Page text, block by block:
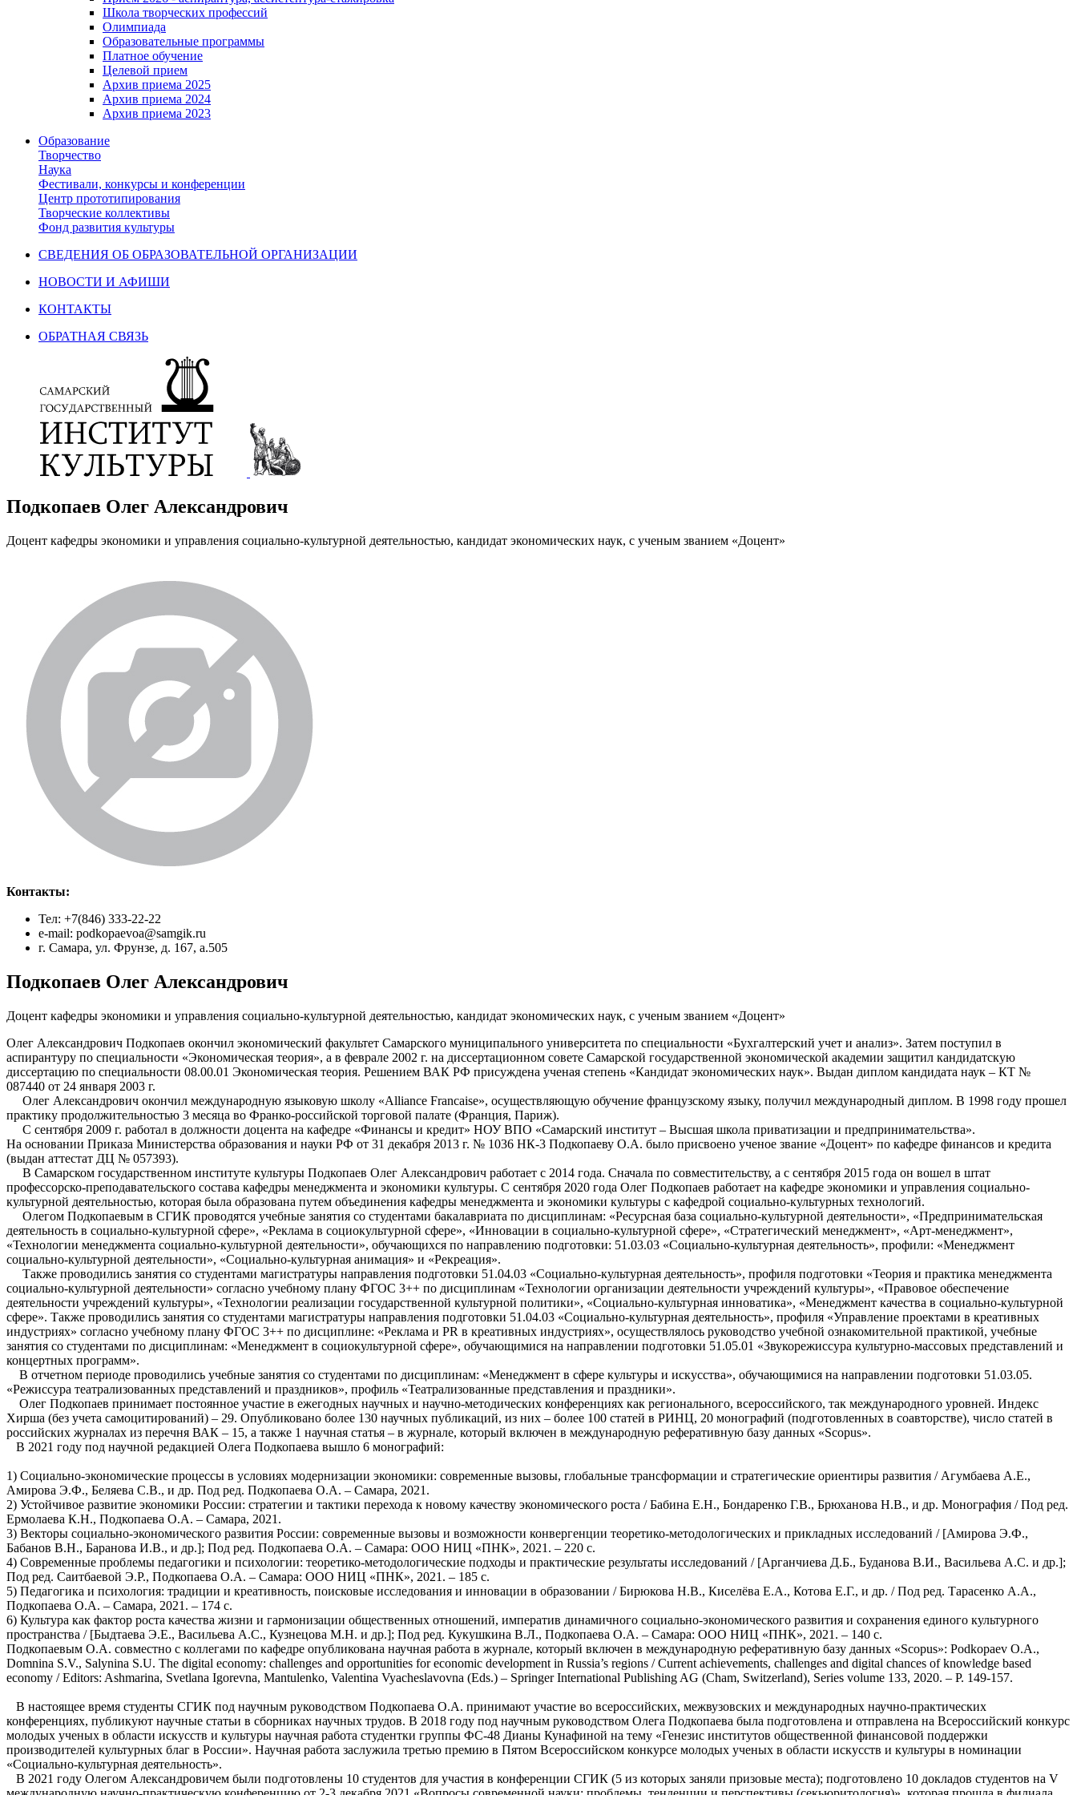
Школа творческих профессий
Олимпиада
Образовательные программы
Платное обучение
Целевой прием
Архив приема 2025
Архив приема 2024
Архив приема 2023
Образование
Творчество
Наука
Фестивали, конкурсы и конференции
Центр прототипирования
Творческие коллективы
Фонд развития культуры
СВЕДЕНИЯ ОБ ОБРАЗОВАТЕЛЬНОЙ ОРГАНИЗАЦИИ
НОВОСТИ И АФИШИ
КОНТАКТЫ
ОБРАТНАЯ СВЯЗЬ
Подкопаев Олег Александрович
Доцент кафедры экономики и управления социально-культурной деятельностью, кандидат экономических наук, с ученым званием «Доцент»
Контакты:
Тел: +7(846) 333-22-22
e-mail: podkopaevoa@samgik.ru
г. Самара, ул. Фрунзе, д. 167, а.505
Подкопаев Олег Александрович
Доцент кафедры экономики и управления социально-культурной деятельностью, кандидат экономических наук, с ученым званием «Доцент»
Олег Александрович Подкопаев окончил экономический факультет Самарского муниципального университета по специальности «Бухгалтерский учет и анализ». Затем поступил в
аспирантуру по специальности «Экономическая теория», а в феврале 2002 г. на диссертационном совете Самарской государственной экономической академии защитил кандидатскую
диссертацию по специальности 08.00.01 Экономическая теория. Решением ВАК РФ присуждена ученая степень «Кандидат экономических наук». Выдан диплом кандидата наук – КТ №
087440 от 24 января 2003 г.
Олег Александрович окончил международную языковую школу «Alliance Francaise», осуществляющую обучение французскому языку, получил международный диплом. В 1998 году прошел
практику продолжительностью 3 месяца во Франко-российской торговой палате (Франция, Париж).
С сентября 2009 г. работал в должности доцента на кафедре «Финансы и кредит» НОУ ВПО «Самарский институт – Высшая школа приватизации и предпринимательства».
На основании Приказа Министерства образования и науки РФ от 31 декабря 2013 г. № 1036 НК-3 Подкопаеву О.А. было присвоено ученое звание «Доцент» по кафедре финансов и кредита
(выдан аттестат ДЦ № 057393).
В Самарском государственном институте культуры Подкопаев Олег Александрович работает с 2014 года. Сначала по совместительству, а с сентября 2015 года он вошел в штат
профессорско-преподавательского состава кафедры менеджмента и экономики культуры. С сентября 2020 года Олег Подкопаев работает на кафедре экономики и управления социально-
культурной деятельностью, которая была образована путем объединения кафедры менеджмента и экономики культуры с кафедрой социально-культурных технологий.
Олегом Подкопаевым в СГИК проводятся учебные занятия со студентами бакалавриата по дисциплинам: «Ресурсная база социально-культурной деятельности», «Предпринимательская
деятельность в социально-культурной сфере», «Реклама в социокультурной сфере», «Инновации в социально-культурной сфере», «Стратегический менеджмент», «Арт-менеджмент»,
«Технологии менеджмента социально-культурной деятельности», обучающихся по направлению подготовки: 51.03.03 «Социально-культурная деятельность», профили: «Менеджмент
социально-культурной деятельности», «Социально-культурная анимация» и «Рекреация».
Также проводились занятия со студентами магистратуры направления подготовки 51.04.03 «Социально-культурная деятельность», профиля подготовки «Теория и практика менеджмента
социально-культурной деятельности» согласно учебному плану ФГОС 3++ по дисциплинам «Технологии организации деятельности учреждений культуры», «Правовое обеспечение
деятельности учреждений культуры», «Технологии реализации государственной культурной политики», «Социально-культурная инноватика», «Менеджмент качества в социально-культурной
сфере». Также проводились занятия со студентами магистратуры направления подготовки 51.04.03 «Социально-культурная деятельность», профиля «Управление проектами в креативных
индустриях» согласно учебному плану ФГОС 3++ по дисциплине: «Реклама и PR в креативных индустриях», осуществлялось руководство учебной ознакомительной практикой, учебные
занятия со студентами по дисциплинам: «Менеджмент в социокультурной сфере», обучающимися на направлении подготовки 51.05.01 «Звукорежиссура культурно-массовых представлений и
концертных программ».
В отчетном периоде проводились учебные занятия со студентами по дисциплинам: «Менеджмент в сфере культуры и искусства», обучающимися на направлении подготовки 51.03.05.
«Режиссура театрализованных представлений и праздников», профиль «Театрализованные представления и праздники».
Олег Подкопаев принимает постоянное участие в ежегодных научных и научно-методических конференциях как регионального, всероссийского, так международного уровней. Индекс
Хирша (без учета самоцитирований) – 29. Опубликовано более 130 научных публикаций, из них – более 100 статей в РИНЦ, 20 монографий (подготовленных в соавторстве), число статей в
российских журналах из перечня ВАК – 15, а также 1 научная статья – в журнале, который включен в международную реферативную базу данных «Scopus».
В 2021 году под научной редакцией Олега Подкопаева вышло 6 монографий:
1) Социально-экономические процессы в условиях модернизации экономики: современные вызовы, глобальные трансформации и стратегические ориентиры развития / Агумбаева А.Е.,
Амирова Э.Ф., Беляева С.В., и др. Под ред. Подкопаева О.А. ­– Самара, 2021.
2) Устойчивое развитие экономики России: стратегии и тактики перехода к новому качеству экономического роста / Бабина Е.Н., Бондаренко Г.В., Брюханова Н.В., и др. Монография ­/ Под ред.
Ермолаева К.Н., Подкопаева О.А. – Самара, 2021.
3) Векторы социально-экономического развития России: современные вызовы и возможности конвергенции теоретико-методологических и прикладных исследований / [Амирова Э.Ф.,
Бабанов В.Н., Баранова И.В., и др.]; Под ред. Подкопаева О.А. – Самара: ООО НИЦ «ПНК», 2021. – 220 с.
4) Современные проблемы педагогики и психологии: теоретико-методологические подходы и практические результаты исследований / [Арганчиева Д.Б., Буданова В.И., Васильева А.С. и др.];
Под ред. Саитбаевой Э.Р., Подкопаева О.А. – Самара: ООО НИЦ «ПНК», 2021. – 185 с.
5) Педагогика и психология: традиции и креативность, поисковые исследования и инновации в образовании / Бирюкова Н.В., Киселёва Е.А., Котова Е.Г., и др. / Под ред. Тарасенко А.А.,
Подкопаева О.А. – Самара, 2021. – 174 с.
6) Культура как фактор роста качества жизни и гармонизации общественных отношений, императив динамичного социально-экономического развития и сохранения единого культурного
пространства / [Быдтаева Э.Е., Васильева А.С., Кузнецова М.Н. и др.]; Под ред. Кукушкина В.Л., Подкопаева О.А. – Самара: ООО НИЦ «ПНК», 2021. – 140 с.
Подкопаевым О.А. совместно с коллегами по кафедре опубликована научная работа в журнале, который включен в международную реферативную базу данных «Scopus»: Podkopaev O.A.,
Domnina S.V., Salynina S.U. The digital economy: challenges and opportunities for economic development in Russia’s regions / Current achievements, challenges and digital chances of knowledge based
economy / Editors: Ashmarina, Svetlana Igorevna, Mantulenko, Valentina Vyacheslavovna (Eds.) – Springer International Publishing AG (Cham, Switzerland), Series volume 133, 2020. – P. 149-157.
В настоящее время студенты СГИК под научным руководством Подкопаева О.А. принимают участие во всероссийских, межвузовских и международных научно-практических
конференциях, публикуют научные статьи в сборниках научных трудов. В 2018 году под научным руководством Олега Подкопаева была подготовлена и отправлена на Всероссийский конкурс
молодых ученых в области искусств и культуры научная работа студентки группы ФС-48 Дианы Кунафиной на тему «Генезис институтов общественной финансовой поддержки
производителей культурных благ в России». Научная работа заслужила третью премию в Пятом Всероссийском конкурсе молодых ученых в области искусств и культуры в номинации
«Социально-культурная деятельность».
В 2021 году Олегом Александровичем были подготовлены 10 студентов для участия в конференции СГИК (5 из которых заняли призовые места); подготовлено 10 докладов студентов на V